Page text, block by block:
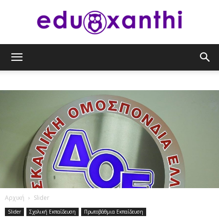
Αρχική Slider
Slider Σχολική Εκπαίδευση Πρωτοβάθμια Εκπαίδευση